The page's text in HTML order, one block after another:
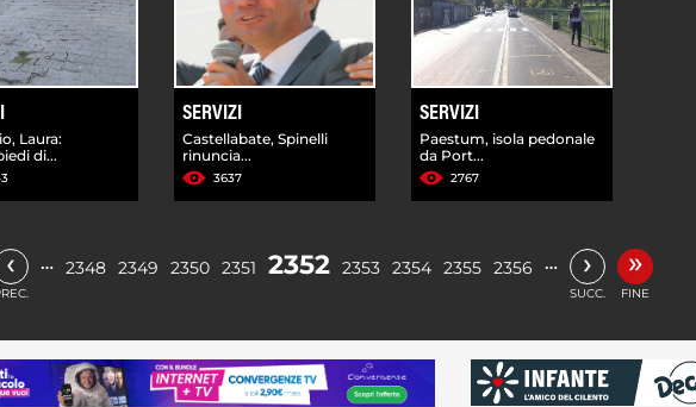
Laura:
di...
SERVIZI
Castellabate, Spinelli
rinuncia...
3637
SERVIZI
Paestum, isola pedonale
da Port...
2767
‹ … 2348 2349 2350 2351 2352 2353 2354 2355 2356 … ›
SUCC.
»
FINE